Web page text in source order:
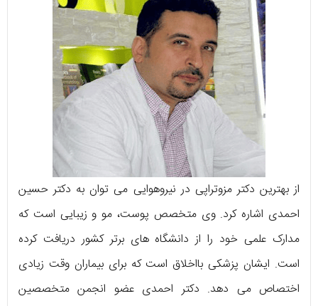
از بهترین دکتر مزوتراپی در نیروهوایی می توان به دکتر حسین
احمدی اشاره کرد. وی متخصص پوست، مو و زیبایی است که
مدارک علمی خود را از دانشگاه های برتر کشور دریافت کرده
است. ایشان پزشکی بااخلاق است که برای بیماران وقت زیادی
اختصاص می دهد. دکتر احمدی عضو انجمن متخصصین